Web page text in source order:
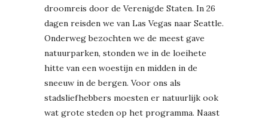
droomreis door de Verenigde Staten. In 26
dagen reisden we van Las Vegas naar Seattle.
Onderweg bezochten we de meest gave
natuurparken, stonden we in de loeihete
hitte van een woestijn en midden in de
sneeuw in de bergen. Voor ons als
stadsliefhebbers moesten er natuurlijk ook
wat grote steden op het programma. Naast